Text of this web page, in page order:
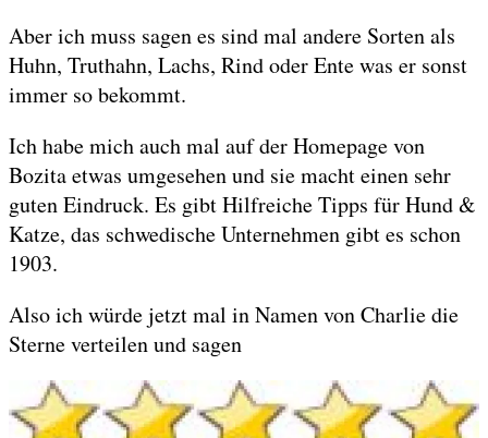
Aber ich muss sagen es sind mal andere Sorten als
Huhn, Truthahn, Lachs, Rind oder Ente was er sonst
immer so bekommt.
Ich habe mich auch mal auf der Homepage von
Bozita etwas umgesehen und sie macht einen sehr
guten Eindruck. Es gibt Hilfreiche Tipps für Hund &
Katze, das schwedische Unternehmen gibt es schon
1903.
Also ich würde jetzt mal in Namen von Charlie die
Sterne verteilen und sagen